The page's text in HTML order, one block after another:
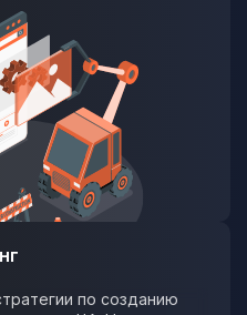
по созданию